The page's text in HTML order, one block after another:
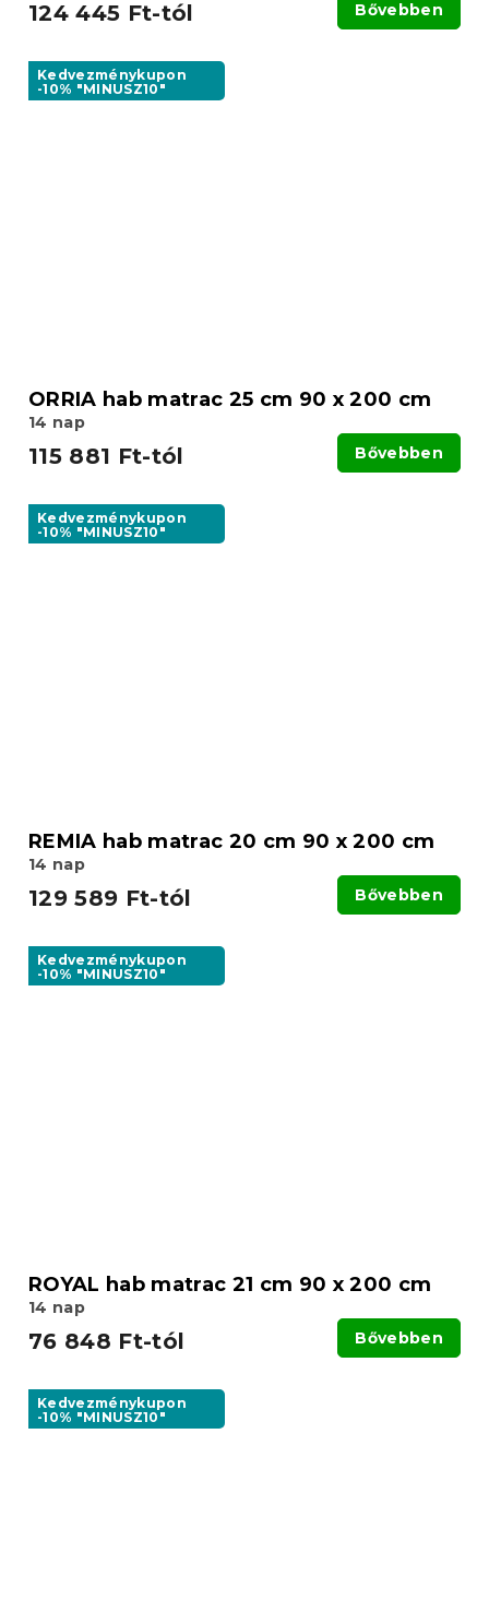
124 445 Ft-tól Bővebben
Kedvezménykupon
-10% "MINUSZ10"
ORRIA hab matrac 25 cm 90 x 200 cm
14 nap
115 881 Ft-tól Bővebben
Kedvezménykupon
-10% "MINUSZ10"
REMIA hab matrac 20 cm 90 x 200 cm
14 nap
129 589 Ft-tól Bővebben
Kedvezménykupon
-10% "MINUSZ10"
ROYAL hab matrac 21 cm 90 x 200 cm
14 nap
76 848 Ft-tól Bővebben
Kedvezménykupon
-10% "MINUSZ10"